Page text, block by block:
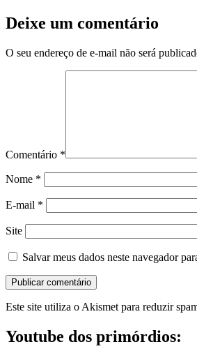
Deixe um comentário
O seu endereço de e-mail não será
Comentário *
Nome *
E-mail *
Site
Salvar meus dados neste navegador
Este site utiliza o Akismet para reduzir
Youtube dos primórdios: